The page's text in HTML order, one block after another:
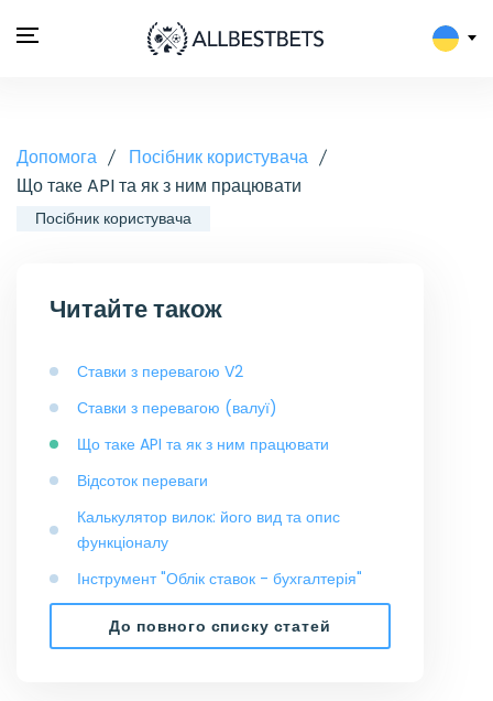
Допомога
Посібник користувача
Що таке API та як з ним працювати
Посібник користувача
Читайте також
Ставки з перевагою V2
Ставки з перевагою (валуї)
Що таке API та як з ним працювати
Відсоток переваги
Калькулятор вилок: його вид та опис
функціоналу
Інструмент "Облік ставок - бухгалтерія"
До повного списку статей